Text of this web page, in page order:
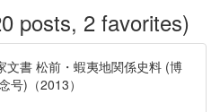
posts, 2 favorites)
文書 松前・蝦夷地関係史料 (博
号)（2013）